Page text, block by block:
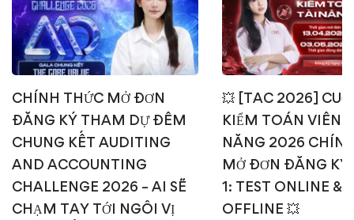
CHÍNH THỨC MỞ ĐƠN
ĐĂNG KÝ THAM DỰ ĐÊM
CHUNG KẾT AUDITING
AND ACCOUNTING
CHALLENGE 2026 – AI SẼ
CHẠM TAY TỚI NGÔI VỊ
💥 [TAC 2026]
KIỂM TOÁN VIÊN
NĂNG 2026
MỞ ĐƠN ĐĂNG KÝ
1: TEST ONLINE &
OFFLINE 💥